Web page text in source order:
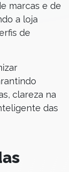
marcas e de
a loja
de
clareza na
das